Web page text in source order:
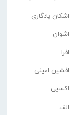
اشکان یادگاری
اشوان
افرا
افشین امینی
اکسپی
الف